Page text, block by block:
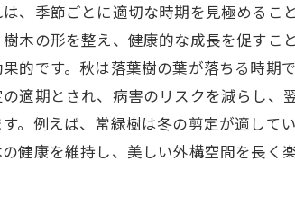
、季節ごとに適切な時期を見極めるこ
木の形を整え、健康的な成長を促すこ
的です。秋は落葉樹の葉が落ちる時期
適期とされ、病害のリスクを減らし、
。例えば、常緑樹は冬の剪定が適して
健康を維持し、美しい外構空間を長く